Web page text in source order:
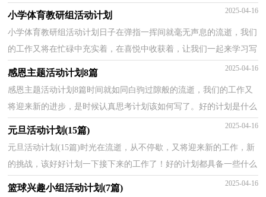
我们该怎么去写计划呢？以下是小编整理的幼儿园活动计...
小学体育教研组活动计划 2025-04-16
小学体育教研组活动计划日子在弹指一挥间就毫无声息的流逝，我们
的工作又将在忙碌中充实着，在喜悦中收获着，让我们一起来学习写
计划吧。那么你真正懂得怎么制定计划吗？以下是小编...
感恩主题活动计划8篇 2025-04-16
感恩主题活动计划8篇时间就如同白驹过隙般的流逝，我们的工作又
将迎来新的进步，是时候认真思考计划该如何写了。好的计划是什么
样的呢？下面是小编精心整理的感恩主题活动计划，欢...
元旦活动计划(15篇) 2025-04-16
元旦活动计划(15篇)时光在流逝，从不停歇，又将迎来新的工作，新
的挑战，该好好计划一下接下来的工作了！好的计划都具备一些什么
特点呢？以下是小编为大家整理的元旦活动计划，欢迎阅读，希...
篮球兴趣小组活动计划(7篇) 2025-04-16